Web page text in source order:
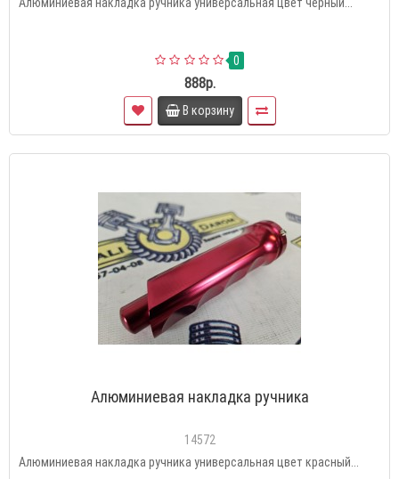
0
888р.
В корзину
Алюминиевая накладка ручника
14572
Алюминиевая накладка ручника универсальная цвет красный...